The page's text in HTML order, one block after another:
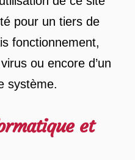
pour un tiers de
fonctionnement,
ou encore d’un
système.
et